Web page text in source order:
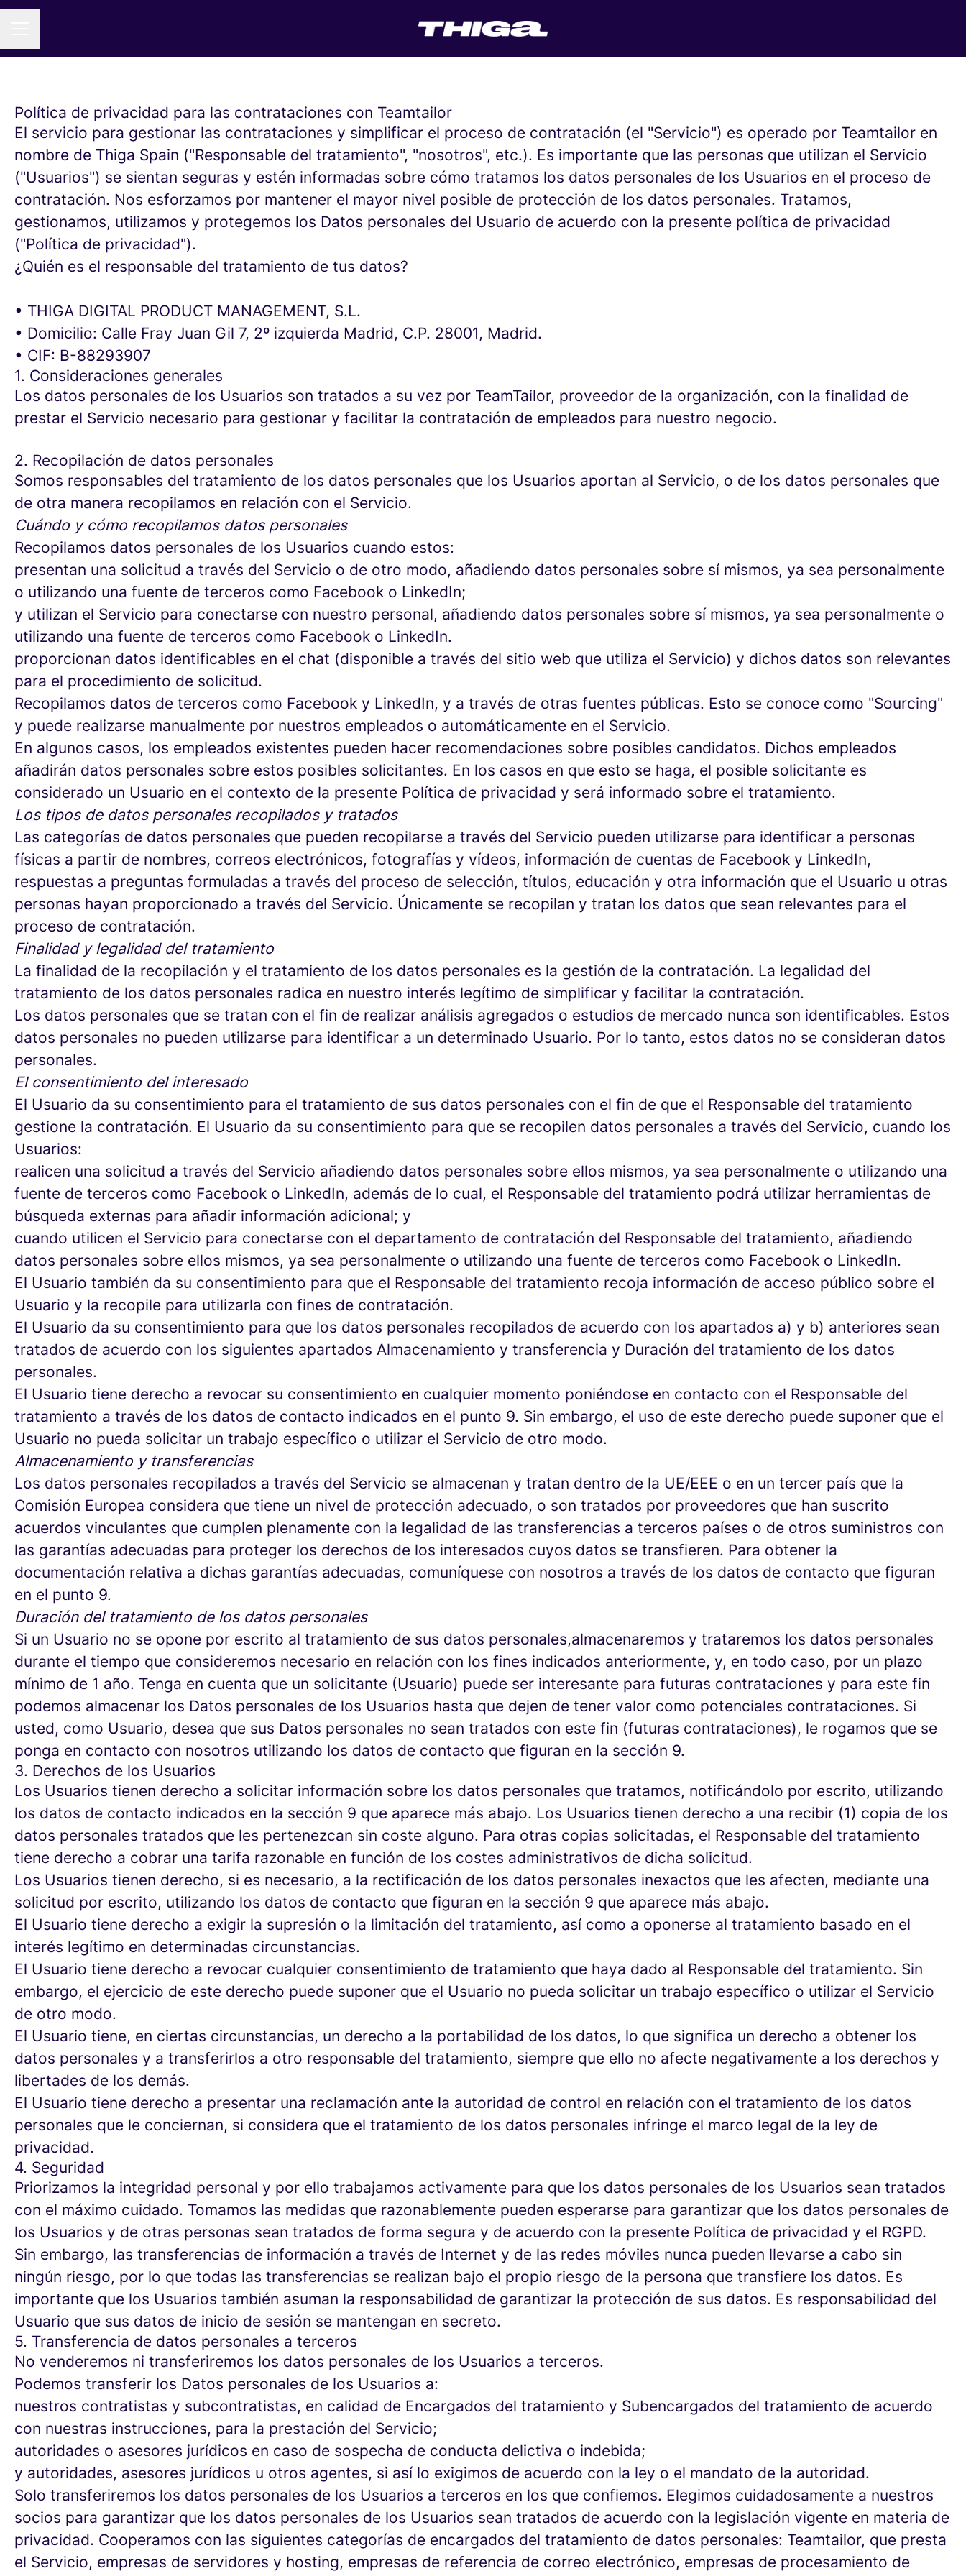
Política de privacidad para las contrataciones con Teamtailor
El servicio para gestionar las contrataciones y simplificar el proceso de contratación (el "Servicio") es operado por Teamtailor en
nombre de Thiga Spain ("Responsable del tratamiento", "nosotros", etc.). Es importante que las personas que utilizan el Servicio
("Usuarios") se sientan seguras y estén informadas sobre cómo tratamos los datos personales de los Usuarios en el proceso de
contratación. Nos esforzamos por mantener el mayor nivel posible de protección de los datos personales. Tratamos,
gestionamos, utilizamos y protegemos los Datos personales del Usuario de acuerdo con la presente política de privacidad
("Política de privacidad").
¿Quién es el responsable del tratamiento de tus datos?
• THIGA DIGITAL PRODUCT MANAGEMENT, S.L.
• Domicilio: Calle Fray Juan Gil 7, 2º izquierda Madrid, C.P. 28001, Madrid.
• CIF: B-88293907
1. Consideraciones generales
Los datos personales de los Usuarios son tratados a su vez por TeamTailor, proveedor de la organización, con la finalidad de
prestar el Servicio necesario para gestionar y facilitar la contratación de empleados para nuestro negocio.
2. Recopilación de datos personales
Somos responsables del tratamiento de los datos personales que los Usuarios aportan al Servicio, o de los datos personales que
de otra manera recopilamos en relación con el Servicio.
Cuándo y cómo recopilamos datos personales
Recopilamos datos personales de los Usuarios cuando estos:
presentan una solicitud a través del Servicio o de otro modo, añadiendo datos personales sobre sí mismos, ya sea personalmente
o utilizando una fuente de terceros como Facebook o LinkedIn;
y utilizan el Servicio para conectarse con nuestro personal, añadiendo datos personales sobre sí mismos, ya sea personalmente o
utilizando una fuente de terceros como Facebook o LinkedIn.
proporcionan datos identificables en el chat (disponible a través del sitio web que utiliza el Servicio) y dichos datos son relevantes
para el procedimiento de solicitud.
Recopilamos datos de terceros como Facebook y LinkedIn, y a través de otras fuentes públicas. Esto se conoce como "Sourcing"
y puede realizarse manualmente por nuestros empleados o automáticamente en el Servicio.
En algunos casos, los empleados existentes pueden hacer recomendaciones sobre posibles candidatos. Dichos empleados
añadirán datos personales sobre estos posibles solicitantes. En los casos en que esto se haga, el posible solicitante es
considerado un Usuario en el contexto de la presente Política de privacidad y será informado sobre el tratamiento.
Los tipos de datos personales recopilados y tratados
Las categorías de datos personales que pueden recopilarse a través del Servicio pueden utilizarse para identificar a personas
físicas a partir de nombres, correos electrónicos, fotografías y vídeos, información de cuentas de Facebook y LinkedIn,
respuestas a preguntas formuladas a través del proceso de selección, títulos, educación y otra información que el Usuario u otras
personas hayan proporcionado a través del Servicio. Únicamente se recopilan y tratan los datos que sean relevantes para el
proceso de contratación.
Finalidad y legalidad del tratamiento
La finalidad de la recopilación y el tratamiento de los datos personales es la gestión de la contratación. La legalidad del
tratamiento de los datos personales radica en nuestro interés legítimo de simplificar y facilitar la contratación.
Los datos personales que se tratan con el fin de realizar análisis agregados o estudios de mercado nunca son identificables. Estos
datos personales no pueden utilizarse para identificar a un determinado Usuario. Por lo tanto, estos datos no se consideran datos
personales.
El consentimiento del interesado
El Usuario da su consentimiento para el tratamiento de sus datos personales con el fin de que el Responsable del tratamiento
gestione la contratación. El Usuario da su consentimiento para que se recopilen datos personales a través del Servicio, cuando los
Usuarios:
realicen una solicitud a través del Servicio añadiendo datos personales sobre ellos mismos, ya sea personalmente o utilizando una
fuente de terceros como Facebook o LinkedIn, además de lo cual, el Responsable del tratamiento podrá utilizar herramientas de
búsqueda externas para añadir información adicional; y
cuando utilicen el Servicio para conectarse con el departamento de contratación del Responsable del tratamiento, añadiendo
datos personales sobre ellos mismos, ya sea personalmente o utilizando una fuente de terceros como Facebook o LinkedIn.
El Usuario también da su consentimiento para que el Responsable del tratamiento recoja información de acceso público sobre el
Usuario y la recopile para utilizarla con fines de contratación.
El Usuario da su consentimiento para que los datos personales recopilados de acuerdo con los apartados a) y b) anteriores sean
tratados de acuerdo con los siguientes apartados Almacenamiento y transferencia y Duración del tratamiento de los datos
personales.
El Usuario tiene derecho a revocar su consentimiento en cualquier momento poniéndose en contacto con el Responsable del
tratamiento a través de los datos de contacto indicados en el punto 9. Sin embargo, el uso de este derecho puede suponer que el
Usuario no pueda solicitar un trabajo específico o utilizar el Servicio de otro modo.
Almacenamiento y transferencias
Los datos personales recopilados a través del Servicio se almacenan y tratan dentro de la UE/EEE o en un tercer país que la
Comisión Europea considera que tiene un nivel de protección adecuado, o son tratados por proveedores que han suscrito
acuerdos vinculantes que cumplen plenamente con la legalidad de las transferencias a terceros países o de otros suministros con
las garantías adecuadas para proteger los derechos de los interesados cuyos datos se transfieren. Para obtener la
documentación relativa a dichas garantías adecuadas, comuníquese con nosotros a través de los datos de contacto que figuran
en el punto 9.
Duración del tratamiento de los datos personales
Si un Usuario no se opone por escrito al tratamiento de sus datos personales,almacenaremos y trataremos los datos personales
durante el tiempo que consideremos necesario en relación con los fines indicados anteriormente, y, en todo caso, por un plazo
mínimo de 1 año. Tenga en cuenta que un solicitante (Usuario) puede ser interesante para futuras contrataciones y para este fin
podemos almacenar los Datos personales de los Usuarios hasta que dejen de tener valor como potenciales contrataciones. Si
usted, como Usuario, desea que sus Datos personales no sean tratados con este fin (futuras contrataciones), le rogamos que se
ponga en contacto con nosotros utilizando los datos de contacto que figuran en la sección 9.
3. Derechos de los Usuarios
Los Usuarios tienen derecho a solicitar información sobre los datos personales que tratamos, notificándolo por escrito, utilizando
los datos de contacto indicados en la sección 9 que aparece más abajo. Los Usuarios tienen derecho a una recibir (1) copia de los
datos personales tratados que les pertenezcan sin coste alguno. Para otras copias solicitadas, el Responsable del tratamiento
tiene derecho a cobrar una tarifa razonable en función de los costes administrativos de dicha solicitud.
Los Usuarios tienen derecho, si es necesario, a la rectificación de los datos personales inexactos que les afecten, mediante una
solicitud por escrito, utilizando los datos de contacto que figuran en la sección 9 que aparece más abajo.
El Usuario tiene derecho a exigir la supresión o la limitación del tratamiento, así como a oponerse al tratamiento basado en el
interés legítimo en determinadas circunstancias.
El Usuario tiene derecho a revocar cualquier consentimiento de tratamiento que haya dado al Responsable del tratamiento. Sin
embargo, el ejercicio de este derecho puede suponer que el Usuario no pueda solicitar un trabajo específico o utilizar el Servicio
de otro modo.
El Usuario tiene, en ciertas circunstancias, un derecho a la portabilidad de los datos, lo que significa un derecho a obtener los
datos personales y a transferirlos a otro responsable del tratamiento, siempre que ello no afecte negativamente a los derechos y
libertades de los demás.
El Usuario tiene derecho a presentar una reclamación ante la autoridad de control en relación con el tratamiento de los datos
personales que le conciernan, si considera que el tratamiento de los datos personales infringe el marco legal de la ley de
privacidad.
4. Seguridad
Priorizamos la integridad personal y por ello trabajamos activamente para que los datos personales de los Usuarios sean tratados
con el máximo cuidado. Tomamos las medidas que razonablemente pueden esperarse para garantizar que los datos personales de
los Usuarios y de otras personas sean tratados de forma segura y de acuerdo con la presente Política de privacidad y el RGPD.
Sin embargo, las transferencias de información a través de Internet y de las redes móviles nunca pueden llevarse a cabo sin
ningún riesgo, por lo que todas las transferencias se realizan bajo el propio riesgo de la persona que transfiere los datos. Es
importante que los Usuarios también asuman la responsabilidad de garantizar la protección de sus datos. Es responsabilidad del
Usuario que sus datos de inicio de sesión se mantengan en secreto.
5. Transferencia de datos personales a terceros
No venderemos ni transferiremos los datos personales de los Usuarios a terceros.
Podemos transferir los Datos personales de los Usuarios a:
nuestros contratistas y subcontratistas, en calidad de Encargados del tratamiento y Subencargados del tratamiento de acuerdo
con nuestras instrucciones, para la prestación del Servicio;
autoridades o asesores jurídicos en caso de sospecha de conducta delictiva o indebida;
y autoridades, asesores jurídicos u otros agentes, si así lo exigimos de acuerdo con la ley o el mandato de la autoridad.
Solo transferiremos los datos personales de los Usuarios a terceros en los que confiemos. Elegimos cuidadosamente a nuestros
socios para garantizar que los datos personales de los Usuarios sean tratados de acuerdo con la legislación vigente en materia de
privacidad. Cooperamos con las siguientes categorías de encargados del tratamiento de datos personales: Teamtailor, que presta
el Servicio, empresas de servidores y hosting, empresas de referencia de correo electrónico, empresas de procesamiento de